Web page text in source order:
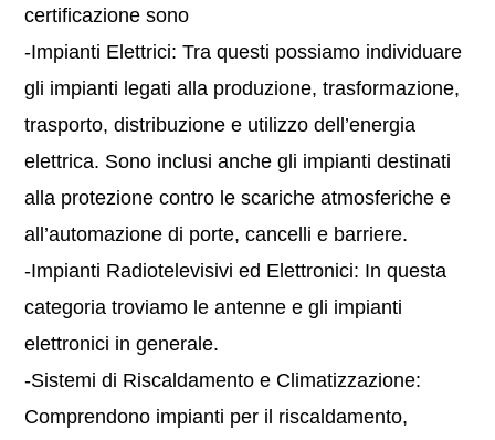
certificazione sono
-Impianti Elettrici: Tra questi possiamo individuare
gli impianti legati alla produzione, trasformazione,
trasporto, distribuzione e utilizzo dell’energia
elettrica. Sono inclusi anche gli impianti destinati
alla protezione contro le scariche atmosferiche e
all’automazione di porte, cancelli e barriere.
-Impianti Radiotelevisivi ed Elettronici: In questa
categoria troviamo le antenne e gli impianti
elettronici in generale.
-Sistemi di Riscaldamento e Climatizzazione:
Comprendono impianti per il riscaldamento,